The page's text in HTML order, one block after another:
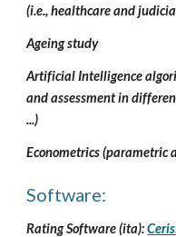
(i.e., healthcare and
Ageing study
Artificial Intelligence
and assessment in
...)
Econometrics (parametric
Software:
Rating Software (ita):